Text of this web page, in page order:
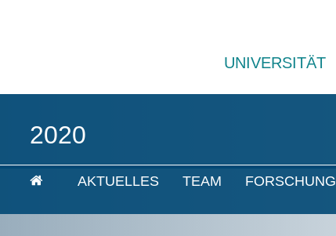
UNIVERSITÄT
2020
AKTUELLES TEAM FORSCHUNG